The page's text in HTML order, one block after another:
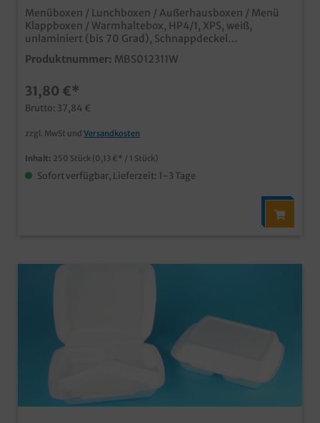
Menüboxen / Lunchboxen / Außerhausboxen / Menü
Klappboxen / Warmhaltebox, HP4/1, XPS, weiß,
unlaminiert (bis 70 Grad), Schnappdeckel
240x200x80mm, 250 Stück im Karton praktische
Transportbox für Speisen und Menüs ideal für den
Lieferservice günstige und praktikable Lösung für den
Speisentransport in verschiedenen Unterteilungen
erhältlichaus XPS Material, welches aktuell nicht vom
EU Kunststoffverbot betroffen ist
Produktnummer: MBS012311W
31,80 €*
Brutto: 37,84 €
zzgl. MwSt und Versandkosten
Inhalt: 250 Stück (0,13 €* / 1 Stück)
Sofort verfügbar, Lieferzeit: 1-3 Tage